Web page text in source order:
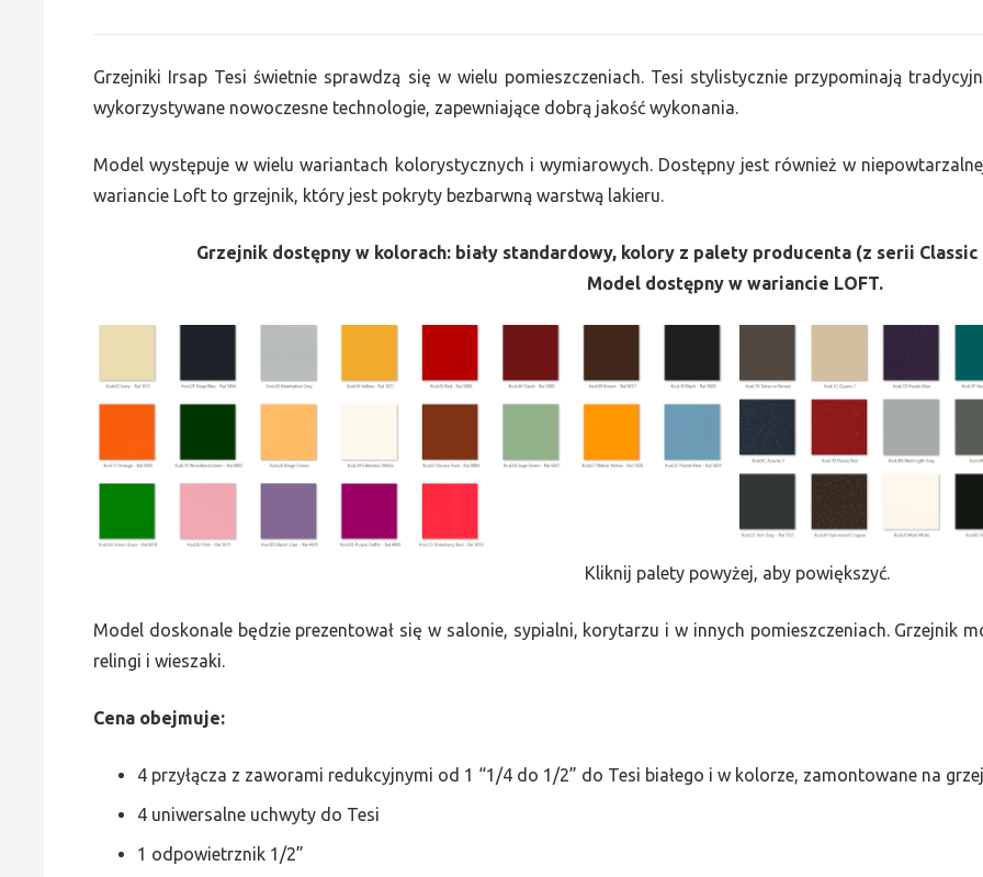
Grzejniki Irsap Tesi świetnie sprawdzą się w wielu pomieszczeniach. Tesi stylistycznie przypominają
wykorzystywane nowoczesne technologie, zapewniające dobrą jakość wykonania.
Model występuje w wielu wariantach kolorystycznych i wymiarowych. Dostępny jest również w
wariancie Loft to grzejnik, który jest pokryty bezbarwną warstwą lakieru.
Grzejnik dostępny w kolorach: biały standardowy, kolory z palety producenta (z serii
Model dostępny w wariancie LOFT.
Kliknij palety powyżej, aby powiększyć.
Model doskonale będzie prezentował się w salonie, sypialni, korytarzu i w innych pomieszczeniach. Grzejnik
relingi i wieszaki.
Cena obejmuje:
4 przyłącza z zaworami redukcyjnymi od 1 “1/4 do 1/2” do Tesi białego i w kolorze, zamontowane na
4 uniwersalne uchwyty do Tesi
1 odpowietrznik 1/2”